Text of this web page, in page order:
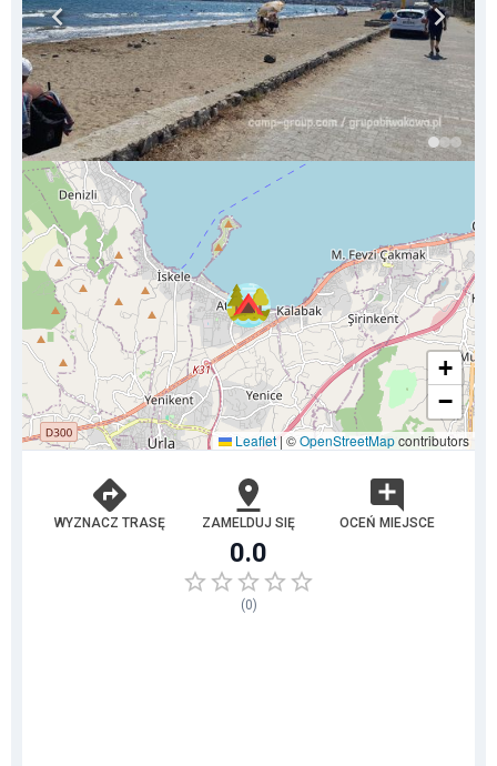
+
−
Leaflet | ©OpenStreetMapcontributors
WYZNACZ TRASĘ ZAMELDUJ SIĘ OCEŃ MIEJSCE
0.0
(0)